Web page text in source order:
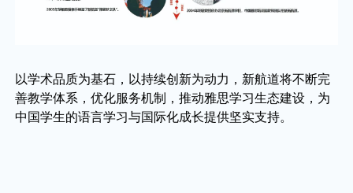
以学术品质为基石，以持续创新为动力，新航道将不断完
善教学体系，优化服务机制，推动雅思学习生态建设，为
中国学生的语言学习与国际化成长提供坚实支持。